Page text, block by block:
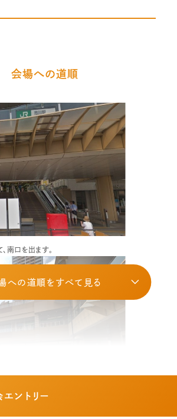
会場への道順
南口を出ます。
矢印の方向に進みます。
への道順をすべて見る
エントリー